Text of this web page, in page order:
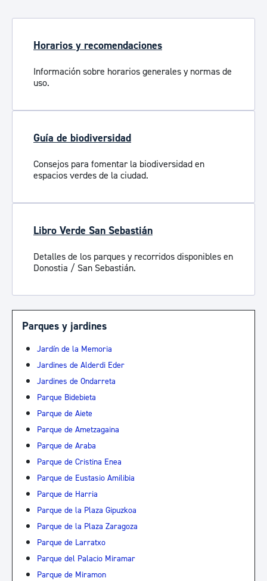
Horarios y recomendaciones
Información sobre horarios generales y normas de
uso.
Guía de biodiversidad
Consejos para fomentar la biodiversidad en
espacios verdes de la ciudad.
Libro Verde San Sebastián
Detalles de los parques y recorridos disponibles en
Donostia / San Sebastián.
Parques y jardines
Jardín de la Memoria
Jardines de Alderdi Eder
Jardines de Ondarreta
Parque Bidebieta
Parque de Aiete
Parque de Ametzagaina
Parque de Araba
Parque de Cristina Enea
Parque de Eustasio Amilibia
Parque de Harria
Parque de la Plaza Gipuzkoa
Parque de la Plaza Zaragoza
Parque de Larratxo
Parque del Palacio Miramar
Parque de Miramon